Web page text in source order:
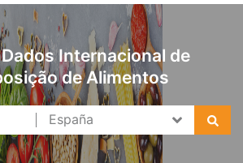
Internacional de
de Alimentos